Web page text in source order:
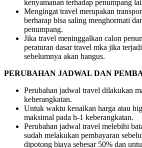
kenyamanan terhadap penumpang
Mengingat travel merupakan
berharap bisa saling menghormati
penumpang.
Jika travel meninggalkan calon
peraturan dasar travel mka jika
sebelumnya akan hangus.
PERUBAHAN JADWAL DAN
Perubahan jadwal travel dilakukan
keberangkatan.
Untuk waktu kenaikan harga atau
maksimal pada h-1 keberangkatan.
Perubahan jadwal travel melebihi
sudah melakukan pembayaran
dipotong biaya sebesar 50% dan